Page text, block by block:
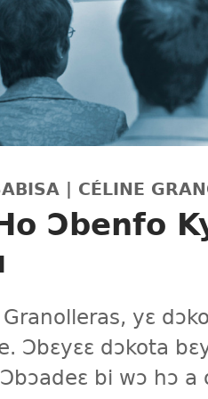
| CÉLINE
Ɔbenfo
yɛ
Ɔbɛyɛɛ dɔkota
bi wɔ hɔ a